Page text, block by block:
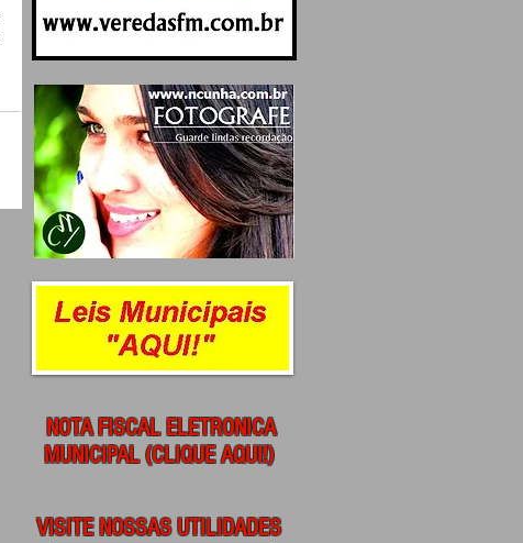
NOTA FISCAL ELETRONICA
MUNICIPAL (CLIQUE AQUI!)
VISITE NOSSAS UTILIDADES